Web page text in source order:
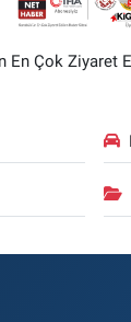
En Çok Ziyaret